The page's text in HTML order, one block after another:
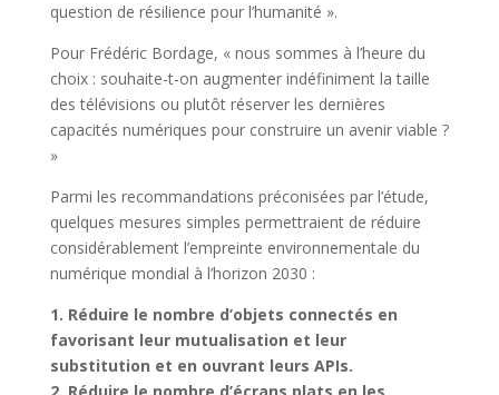
question de résilience pour l’humanité ».
Pour Frédéric Bordage, « nous sommes à l’heure du
choix : souhaite-t-on augmenter indéfiniment la taille
des télévisions ou plutôt réserver les dernières
capacités numériques pour construire un avenir viable ?
»
Parmi les recommandations préconisées par l’étude,
quelques mesures simples permettraient de réduire
considérablement l’empreinte environnementale du
numérique mondial à l’horizon 2030 :
1. Réduire le nombre d’objets connectés en
favorisant leur mutualisation et leur
substitution et en ouvrant leurs APIs.